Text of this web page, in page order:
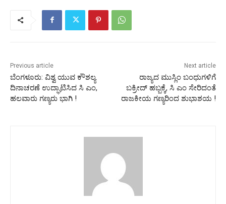
Previous article
ಬೆಂಗಳೂರು: ವಿಶ್ವ ಯುವ ಕೌಶಲ್ಯ
ದಿನಾಚರಣೆ ಉದ್ಘಾಟಿಸಿದ ಸಿ ಎಂ,
ಹಲವಾರು ಗಣ್ಯರು ಭಾಗಿ !
Next article
ರಾಜ್ಯದ ಮುಸ್ಲಿಂ ಬಂಧುಗಳಿಗೆ
ಬಕ್ರೀದ್‌ ಹಬ್ಬಕ್ಕೆ, ಸಿ ಎಂ ಸೇರಿದಂತೆ
ರಾಜಕೀಯ ಗಣ್ಯರಿಂದ ಶುಭಾಶಯ !